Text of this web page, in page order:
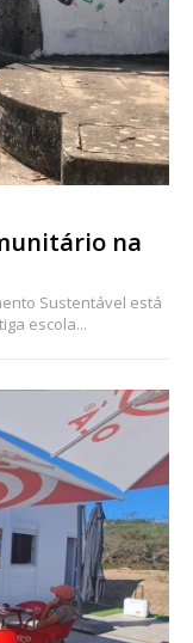
na
Sustentável está
escola...